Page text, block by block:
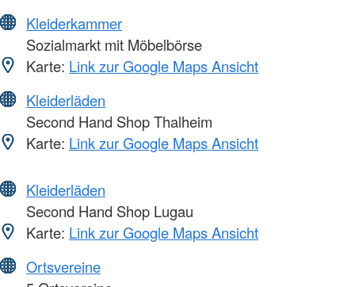
Kleiderkammer
Sozialmarkt mit Möbelbörse
Karte: Link zur Google Maps Ansicht
Kleiderläden
Second Hand Shop Thalheim
Karte: Link zur Google Maps Ansicht
Kleiderläden
Second Hand Shop Lugau
Karte: Link zur Google Maps Ansicht
Ortsvereine